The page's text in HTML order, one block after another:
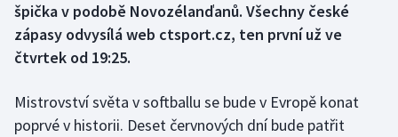
Dostihy
Florbal
Futsal
špička v podobě Novozélanďanů. Všechny české
zápasy odvysílá web ctsport.cz, ten první už ve
čtvrtek od 19:25.
Mistrovství světa v softballu se bude v Evropě konat
poprvé v historii. Deset červnových dní bude patřit